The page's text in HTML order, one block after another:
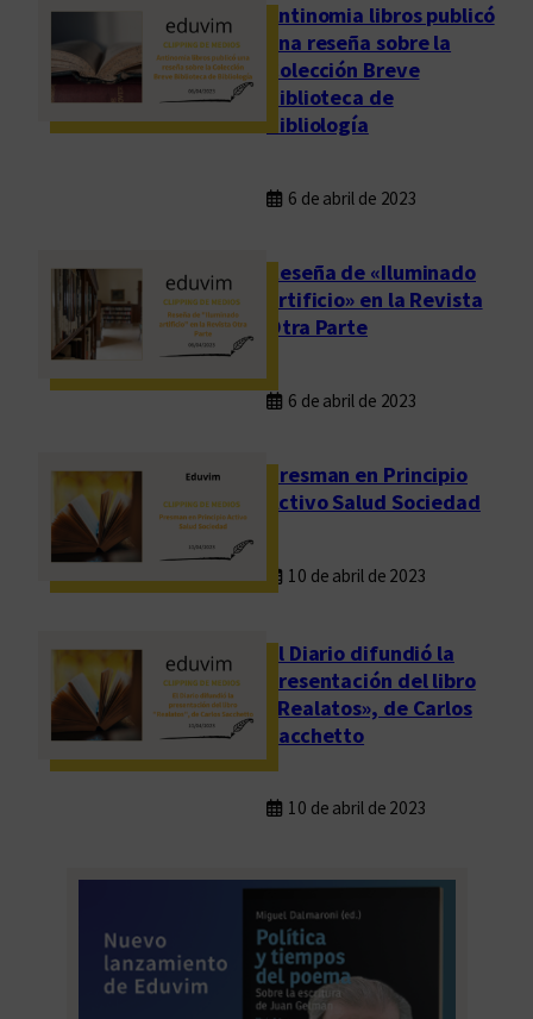
Antinomia libros publicó
una reseña sobre la
Colección Breve
Biblioteca de
Bibliología
6 de abril de 2023
Reseña de «Iluminado
artificio» en la Revista
Otra Parte
6 de abril de 2023
Presman en Principio
Activo Salud Sociedad
10 de abril de 2023
El Diario difundió la
presentación del libro
«Realatos», de Carlos
Sacchetto
10 de abril de 2023